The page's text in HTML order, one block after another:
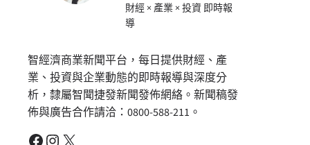
財經 × 產業 × 投資 即時報
導
智經濟商業新聞平台，每日提供財經、產
業、投資與企業動態的即時報導與深度分
析，隸屬智聞捷發新聞發佈網絡。新聞稿發
佈與廣告合作請洽：0800-588-211。
Facebook Instagram X